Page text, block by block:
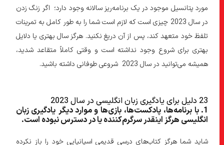
۱۹۱۸) . شما بیشتر در مورد تجربه انسانی خواهید فهمید.
۲۰۱۹) . آیا تنها هستید؟ دوزبانه بودن شما را جذاب‌تر می‌کند و استخر
دوستیابی شما را باز می‌کند.
۲۱۲۰) . آیا متعهد هستید؟ یادگیری زبان انگلیسی می‌تواند یک فعالیت پیوند
خوبی باشد.
۲۳۲۲) . این به شما احساس موفقیت و عاملیت در یک آب‌و‌هوای غیرقابل
پیش‌بینی می‌دهد.
به نفس خود را برای انجام کارهای بزرگ‌تر در سال ۲۰۲۴) ایجاد کنید.
مورد پتانسیل موجود در یک برنامه‌ریز سالانه وجود دارد؛ اگر زنگ زدن
در سال 2023 چیزی است که لازم است شما را به طور کامل به تمرینات
تلفظ خود متعهد کند، پس از آن دریغ نکنید. هرگز سال بهتری یا دلایل
بهتری برای شروع وجود نداشته است و وقتی کاملاً متقاعد شدید،
همیشه می‌توانید در سال 2023 شروعی طوفانی داشته باشید.
23 دلیل برای یادگیری زبان انگلیسی در سال 2023
. با برنامهها، پادکستها، بازیها و موارد دیگر یادگیری زبان
انگلیسی هرگز اینقدر سرگرمکننده یا در دسترس نبوده است.
شاید شما هرگز کتاب‌های درسی قدیمی اسپانیایی خود را باز نکرده